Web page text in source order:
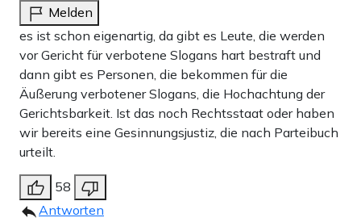
Melden
es ist schon eigenartig, da gibt es Leute, die werden
vor Gericht für verbotene Slogans hart bestraft und
dann gibt es Personen, die bekommen für die
Äußerung verbotener Slogans, die Hochachtung der
Gerichtsbarkeit. Ist das noch Rechtsstaat oder haben
wir bereits eine Gesinnungsjustiz, die nach Parteibuch
urteilt.
58
Antworten